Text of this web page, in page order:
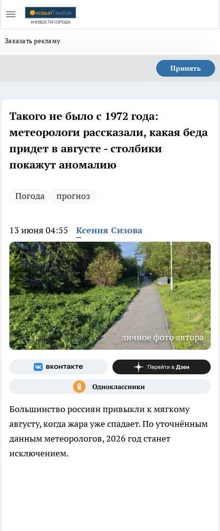
Заказать рекламу
Принять
Такого не было с 1972 года:
метеорологи рассказали, какая беда
придет в августе - столбики
покажут аномалию
Погода прогноз
13 июня 04:55 Ксения Сизова
личное фото автора
Большинство россиян привыкли к мягкому
августу, когда жара уже спадает. По уточнённым
данным метеорологов, 2026 год станет
исключением.